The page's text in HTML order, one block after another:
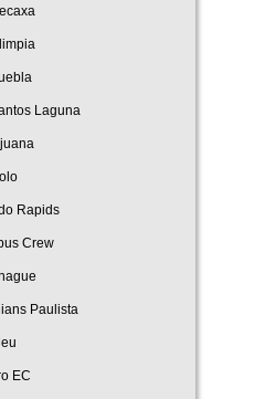
Laguna
Rapids
Crew
Paulista
EC